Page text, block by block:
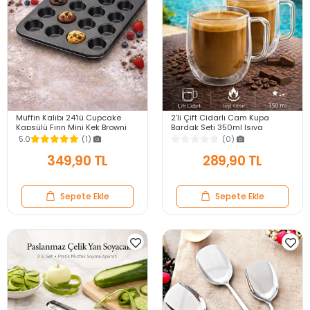
Muffin Kalıbı 24'lü Cupcake
Kapsülü Fırın Mini Kek Browni
Kekstra Kurabiye Kalıbı Muffin
Baking Pan
5.0 (1)
349,90 TL
Sepete Ekle
2'li Çift Cidarlı Cam Kupa
Bardak Seti 350ml Isıya
Dayanıklı Espresso Sunum
Kulplu Kahve Bardağı
(0)
289,90 TL
Sepete Ekle